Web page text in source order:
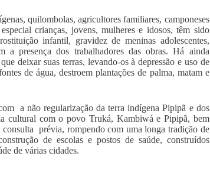
quilombolas, agricultores familiares, camponeses
crianças, jovens, mulheres e idosos, têm sido
infantil, gravidez de meninas adolescentes,
a presença dos trabalhadores das obras. Há ainda
deixar suas terras, levando-os à depressão e uso de
de água, destroem plantações de palma, matam e
a não regularização da terra indígena Pipipã e dos
cultural com o povo Truká, Kambiwá e Pipipã, bem
prévia, rompendo com uma longa tradição de
de escolas e postos de saúde, construídos
de várias cidades.